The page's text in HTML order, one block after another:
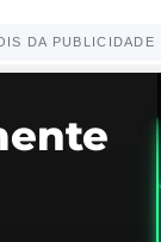
DA PUBLICIDADE